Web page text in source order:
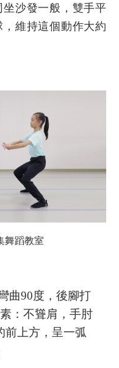
沙發一般，雙手平
維持這個動作大約
舞蹈教室
曲90度，後腳打
：不聳肩，手肘
前上方，呈一弧